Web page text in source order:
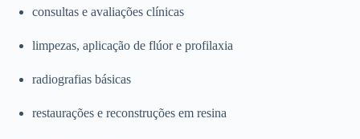
consultas e avaliações clínicas
limpezas, aplicação de flúor e profilaxia
radiografias básicas
restaurações e reconstruções em resina